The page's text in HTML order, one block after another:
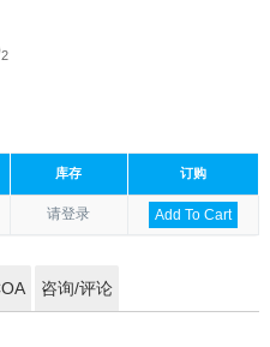
2
库存 订购
请登录 Add To Cart
咨询/评论